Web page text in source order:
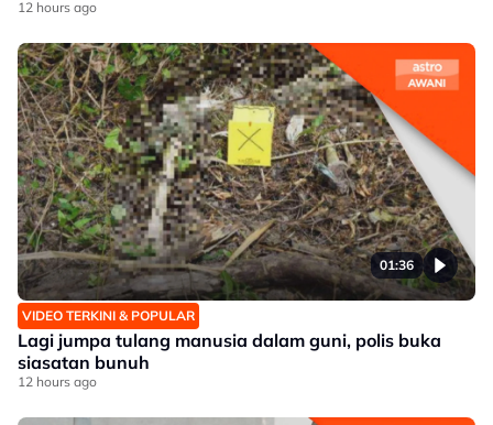
12 hours ago
01:36
VIDEO TERKINI & POPULAR
Lagi jumpa tulang manusia dalam guni, polis buka
siasatan bunuh
12 hours ago